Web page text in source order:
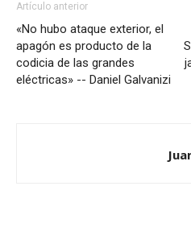
Artículo anterior
«No hubo ataque exterior, el
apagón es producto de la
codicia de las grandes
eléctricas» -- Daniel Galvanizi